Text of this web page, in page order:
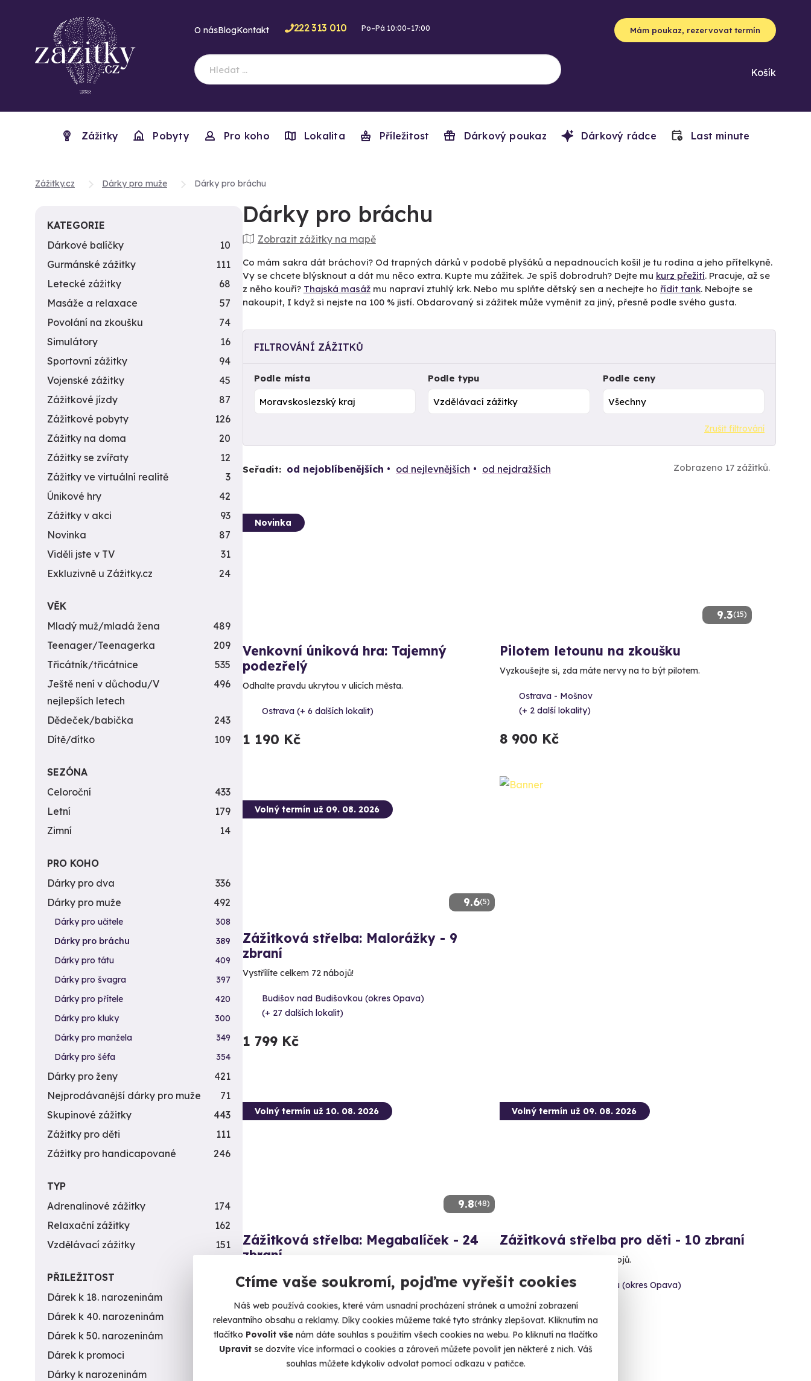
Ctíme vaše soukromí, pojďme vyřešit cookies
Náš web používá cookies, které vám usnadní procházení stránek a umožní zobrazení
relevantního obsahu a reklamy. Díky cookies můžeme také tyto stránky zlepšovat. Kliknutím na
tlačítko Povolit vše nám dáte souhlas s použitím všech cookies na webu. Po kliknutí na tlačítko
Upravitse dozvíte více informací o cookies a zároveň můžete povolit jen některé z nich. Váš
souhlas můžete kdykoliv odvolat pomocí odkazu v patičce.
O násBlogKontakt 222 313 010 Po–Pá 10:00–17:00 Mám poukaz, rezervovat termín
Košík
Zážitky Pobyty Pro koho Lokalita Příležitost Dárkový poukaz Dárkový rádce Last minute
Zážitky.cz Dárky pro muže Dárky pro bráchu
Dárky pro bráchu
Zobrazit zážitky na mapě
Co mám sakra dát bráchovi? Od trapných dárků v podobě plyšáků a nepadnoucích košil je tu rodina a jeho přítelkyně.
Vy se chcete blýsknout a dát mu něco extra. Kupte mu zážitek. Je spíš dobrodruh? Dejte mu kurz přežití. Pracuje, až se
z něho kouří? Thajská masážmu napraví ztuhlý krk. Nebo mu splňte dětský sen a nechejte ho řídit tank. Nebojte se
nakoupit, I když si nejste na 100 % jistí. Obdarovaný si zážitek může vyměnit za jiný, přesně podle svého gusta.
FILTROVÁNÍ ZÁŽITKŮ
Podle místa Podle typu Podle ceny
Zrušit filtrování
Seřadit: od nejoblíbenějších od nejlevnějších od nejdražších Zobrazeno 17 zážitků.
Novinka
Venkovní úniková hra: Tajemný
podezřelý
Odhalte pravdu ukrytou v ulicích města.
Ostrava (+ 6 dalších lokalit)
1 190 Kč
9.3(15)
Pilotem letounu na zkoušku
Vyzkoušejte si, zda máte nervy na to být pilotem.
Ostrava - Mošnov
(+ 2 další lokality)
8 900 Kč
9.6(5)
Volný termín už 09. 08. 2026
Zážitková střelba: Malorážky - 9
zbraní
Vystřílíte celkem 72 nábojů!
Budišov nad Budišovkou (okres Opava)
(+ 27 dalších lokalit)
1 799 Kč
9.8(48)
Volný termín už 10. 08. 2026
Zážitková střelba: Megabalíček - 24
zbraní
Nálož 130 nábojů z 24 různých zbraní!
Budišov nad Budišovkou (okres Opava)
(+ 28 dalších lokalit)
4 999 Kč
Volný termín už 09. 08. 2026
Zážitková střelba pro děti - 10 zbraní
Připravte se na nálož 80 nábojů.
Budišov nad Budišovkou (okres Opava)
(+ 28 dalších lokalit)
1 999 Kč
KATEGORIE
Dárkové balíčky
10
Gurmánské zážitky
111
Letecké zážitky
68
Masáže a relaxace
57
Povolání na zkoušku
74
Simulátory
16
Sportovní zážitky
94
Vojenské zážitky
45
Zážitkové jízdy
87
Zážitkové pobyty
126
Zážitky na doma
20
Zážitky se zvířaty
12
Zážitky ve virtuální realitě
3
Únikové hry
42
Zážitky v akci
93
Novinka
87
Viděli jste v TV
31
Exkluzivně u Zážitky.cz
24
VĚK
Mladý muž/mladá žena
489
Teenager/Teenagerka
209
Třicátník/třicátnice
535
Ještě není v důchodu/V
nejlepších letech
496
Dědeček/babička
243
Dítě/dítko
109
SEZÓNA
Celoroční
433
Letní
179
Zimní
14
PRO KOHO
Dárky pro dva
336
Dárky pro muže
492
Dárky pro učitele
308
Dárky pro bráchu
389
Dárky pro tátu
409
Dárky pro švagra
397
Dárky pro přítele
420
Dárky pro kluky
300
Dárky pro manžela
349
Dárky pro šéfa
354
Dárky pro ženy
421
Nejprodávanější dárky pro muže
71
Skupinové zážitky
443
Zážitky pro děti
111
Zážitky pro handicapované
246
TYP
Adrenalinové zážitky
174
Relaxační zážitky
162
Vzdělávací zážitky
151
PŘILEŽITOST
Dárek k 18. narozeninám
Dárek k 40. narozeninám
453
Dárek k 50. narozeninám
378
Dárek k promoci
245
Dárky k narozeninám